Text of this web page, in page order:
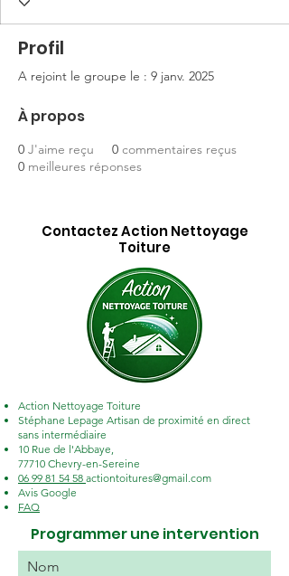
Profil
A rejoint le groupe le : 9 janv. 2025
À propos
0 J'aime reçu 0 commentaires reçus
0 meilleures réponses
Contactez Action Nettoyage
Toiture
Action Nettoyage Toiture
Stéphane Lepage Artisan de proximité en direct
sans intermédiaire
10 Rue de l'Abbaye,
77710 Chevry-en-Sereine
06 99 81 54 58 actiontoitures@gmail.com
Avis Google
FAQ
Programmer une intervention
Nom